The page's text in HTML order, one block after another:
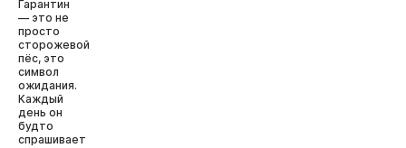
Гарантин
— это не
просто
сторожевой
пёс, это
символ
ожидания.
Каждый
день он
будто
спрашивает